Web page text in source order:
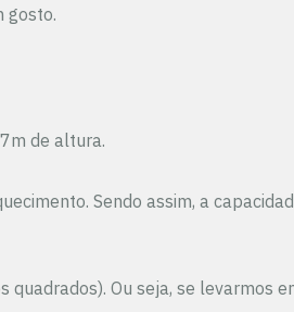
gosto.
de altura.
Sendo assim, a
Ou seja, se